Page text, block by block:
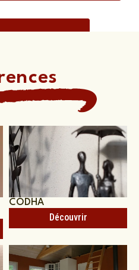
CODHA
Découvrir